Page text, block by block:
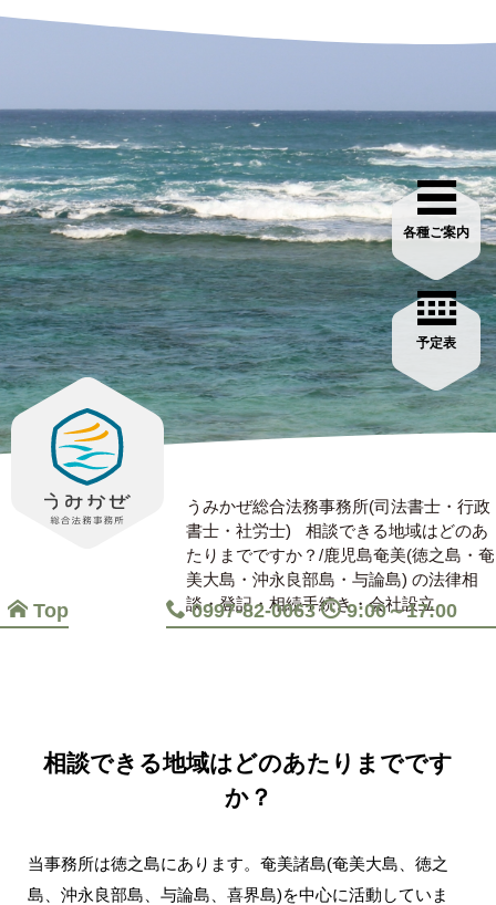
Top 0997-82-0063 9:00～17:00
各種ご案内
予定表
うみかぜ総合法務事務所(司法書士・行政
書士・社労士)
相談できる地域はどのあ
たりまでですか？/鹿児島奄美(徳之島・奄
美大島・沖永良部島・与論島) の法律相
談・登記・相続手続き・会社設立
相談できる地域はどのあたりまでです
か？
当事務所は徳之島にあります。奄美諸島(奄美大島、徳之
島、沖永良部島、与論島、喜界島)を中心に活動していま